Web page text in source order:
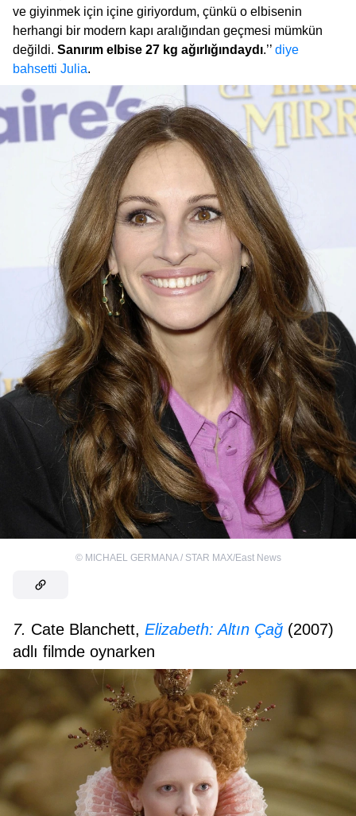
ve giyinmek için içine giriyordum, çünkü o elbisenin
herhangi bir modern kapı aralığından geçmesi mümkün
değildi. Sanırım elbise 27 kg ağırlığındaydı.’’ diye
bahsetti Julia.
© MICHAEL GERMANA / STAR MAX/East News
7. Cate Blanchett, Elizabeth: Altın Çağ (2007)
adlı filmde oynarken